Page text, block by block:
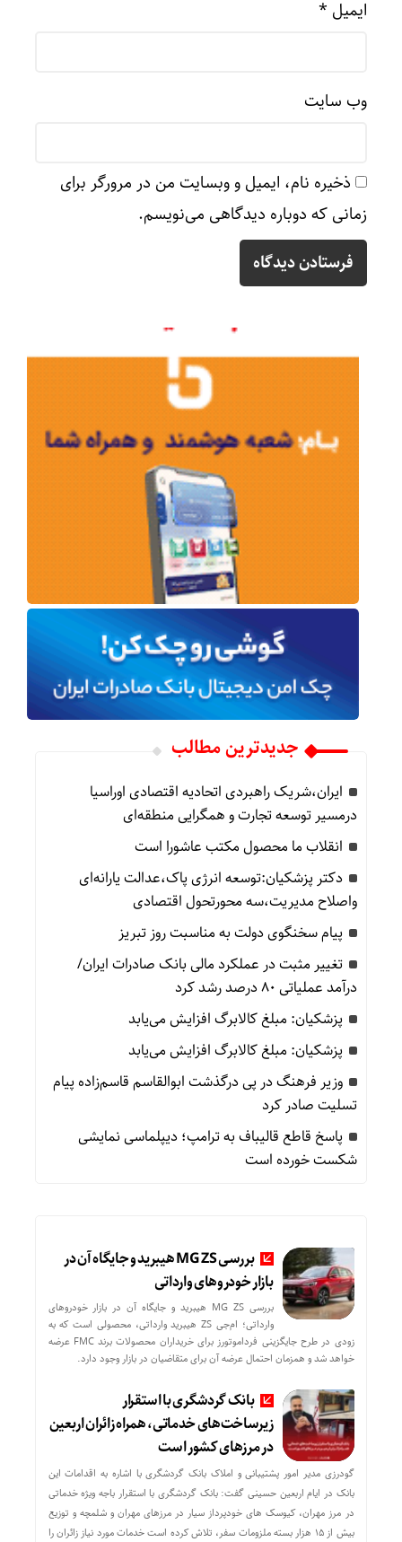
ایمیل *
وب‌ سایت
ذخیره نام، ایمیل و وبسایت من در مرورگر برای
زمانی که دوباره دیدگاهی می‌نویسم.
جدیدترین مطالب
ایران،شریک راهبردی اتحادیه اقتصادی اوراسیا
درمسیر توسعه تجارت و همگرایی منطقه‌ای
انقلاب ما محصول مکتب عاشورا است
دکتر پزشکیان:توسعه انرژی پاک،عدالت یارانه‌ای
واصلاح مدیریت،سه محورتحول اقتصادی
پیام سخنگوی دولت به مناسبت روز تبریز
تغییر مثبت در عملکرد مالی بانک صادرات ایران/
درآمد عملیاتی 80 درصد رشد کرد
پزشکیان: مبلغ کالابرگ افزایش می‌یابد
پزشکیان: مبلغ کالابرگ افزایش می‌یابد
وزیر فرهنگ در پی درگذشت ابوالقاسم قاسم‌زاده پیام
تسلیت صادر کرد
پاسخ قاطع قالیباف به ترامپ؛ دیپلماسی نمایشی
شکست خورده است
بررسی MG ZS هیبرید و جایگاه آن در
بازار خودروهای وارداتی
بررسی MG ZS هیبرید و جایگاه آن در بازار خودروهای
وارداتی؛ ام‌جی ZS هیبرید وارداتی، محصولی است که به
زودی در طرح جایگزینی فرداموتورز برای خریداران محصولات برند FMC عرضه
خواهد شد و همزمان احتمال عرضه آن برای متقاضیان در بازار وجود دارد.
بانک گردشگری با استقرار
زیرساخت‌های خدماتی، همراه زائران اربعین
در مرزهای کشور است
گودرزی مدیر امور پشتیبانی و املاک بانک گردشگری با اشاره به اقدامات این
بانک در ایام اربعین حسینی گفت: بانک گردشگری با استقرار باجه ویژه خدماتی
در مرز مهران، کیوسک های خودپرداز سیار در مرزهای مهران و شلمچه و توزیع
بیش از ۱۵ هزار بسته ملزومات سفر، تلاش کرده است خدمات مورد نیاز زائران را